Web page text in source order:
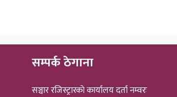
सम्पर्क ठेगाना
सञ्चार रजिस्ट्रारकाे कार्यालय दर्ता नम्वरः